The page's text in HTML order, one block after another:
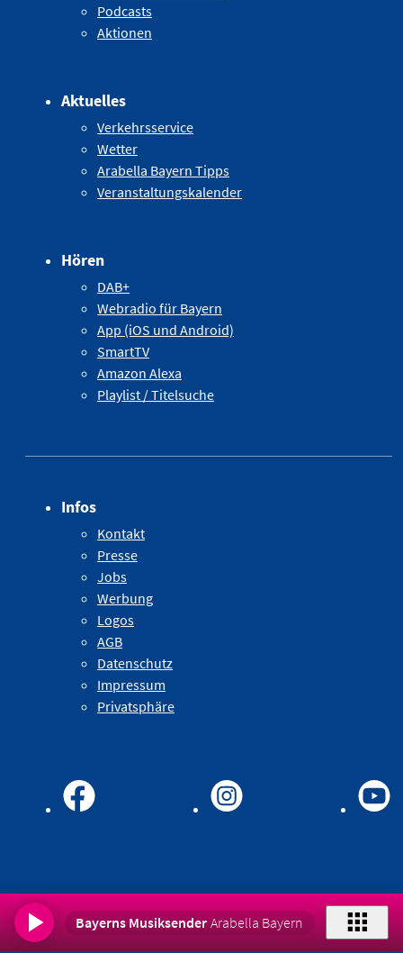
Podcasts
Aktionen
Aktuelles
Verkehrsservice
Wetter
Arabella Bayern Tipps
Veranstaltungskalender
Hören
DAB+
Webradio für Bayern
App (iOS und Android)
SmartTV
Amazon Alexa
Playlist / Titelsuche
Infos
Kontakt
Presse
Jobs
Werbung
Logos
AGB
Datenschutz
Impressum
Privatsphäre
Bayerns Musiksender Arabella Bayern